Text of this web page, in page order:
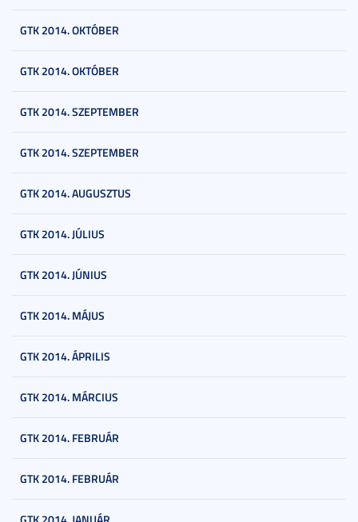
GTK 2014. OKTÓBER
GTK 2014. OKTÓBER
GTK 2014. SZEPTEMBER
GTK 2014. SZEPTEMBER
GTK 2014. AUGUSZTUS
GTK 2014. JÚLIUS
GTK 2014. JÚNIUS
GTK 2014. MÁJUS
GTK 2014. ÁPRILIS
GTK 2014. MÁRCIUS
GTK 2014. FEBRUÁR
GTK 2014. FEBRUÁR